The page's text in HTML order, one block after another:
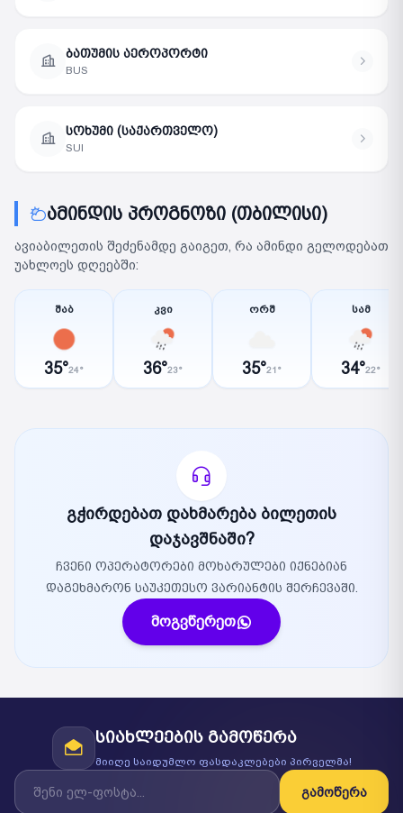
ბათუმის აეროპორტი
BUS
სოხუმი (საქართველო)
SUI
ამინდის პროგნოზი (თბილისი)
ავიაბილეთის შეძენამდე გაიგეთ, რა ამინდი გელოდებათ
უახლოეს დღეებში:
შაბ
35°24°
კვი
36°23°
ორშ
35°21°
სამ
34°22°
გჭირდებათ დახმარება ბილეთის
დაჯავშნაში?
ჩვენი ოპერატორები მოხარულები იქნებიან
დაგეხმარონ საუკეთესო ვარიანტის შერჩევაში.
მოგვწერეთ
სიახლეების გამოწერა
მიიღე საიდუმლო ფასდაკლებები პირველმა!
გამოწერა